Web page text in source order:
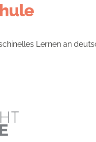
Lernen an